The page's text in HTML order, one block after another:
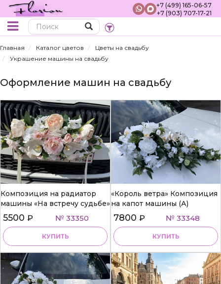
+7 (499) 165-06-57
+7 (903) 707-17-21
Главная Каталог цветов
Цветы на свадьбу
Украшение машины на свадьбу
Оформление машин на свадьбу
Композиция на радиатор
машины «На встречу судьбе»
5500 ₽ № 33350
КУПИТЬ
«Король ветра» Композиция
на капот машины (А)
7800 ₽ № 33348
КУПИТЬ